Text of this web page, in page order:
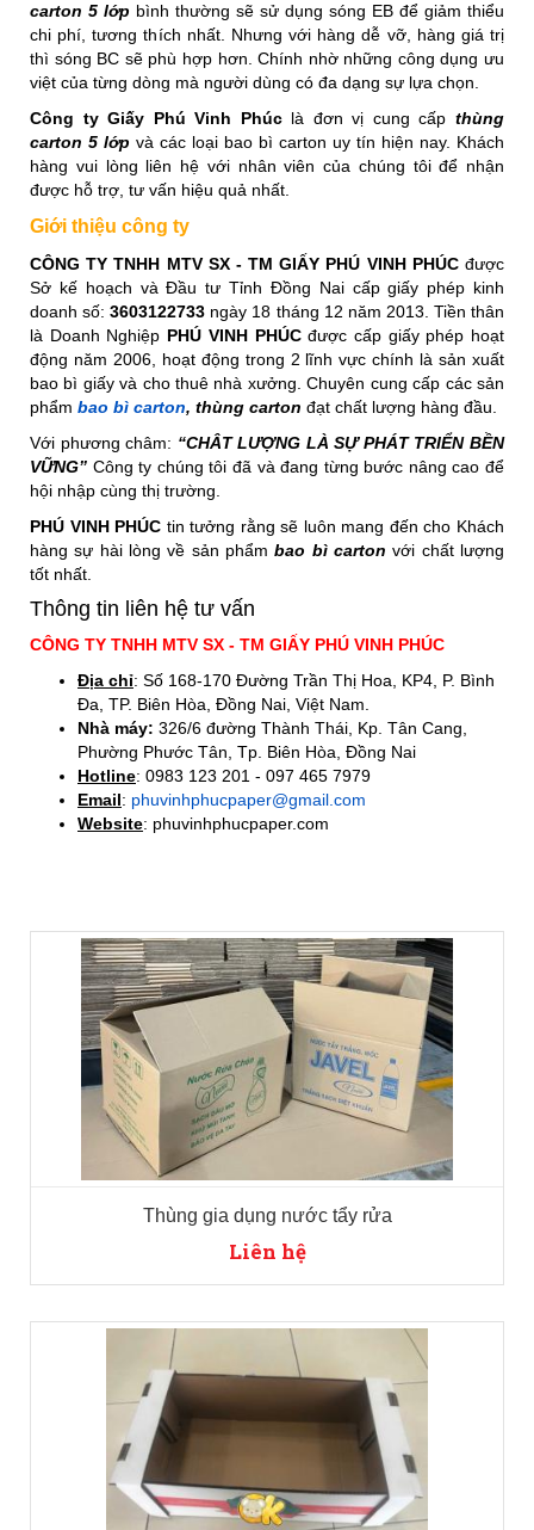
carton 5 lớp bình thường sẽ sử dụng sóng EB để giảm thiểu
chi phí, tương thích nhất. Nhưng với hàng dễ vỡ, hàng giá trị
thì sóng BC sẽ phù hợp hơn. Chính nhờ những công dụng ưu
việt của từng dòng mà người dùng có đa dạng sự lựa chọn.
Công ty Giấy Phú Vinh Phúclà đơn vị cung cấpthùng
carton 5 lớp và các loại bao bì carton uy tín hiện nay. Khách
hàng vui lòng liên hệ với nhân viên của chúng tôi để nhận
được hỗ trợ, tư vấn hiệu quả nhất.
Giới thiệu công ty
CÔNG TY TNHH MTV SX - TM GIẤY PHÚ VINH PHÚCđược
Sở kế hoạch và Đầu tư Tỉnh Đồng Nai cấp giấy phép kinh
doanh số:3603122733 ngày 18 tháng 12 năm 2013. Tiền thân
là Doanh Nghiệp PHÚ VINH PHÚCđược cấp giấy phép hoạt
động năm 2006, hoạt động trong 2 lĩnh vực chính là sản xuất
bao bì giấy và cho thuê nhà xưởng. Chuyên cung cấp các sản
phẩm bao bì carton, thùng carton đạt chất lượng hàng đầu.
Với phương châm: “CHÂT LƯỢNG LÀ SỰ PHÁT TRIỂN BỀN
VỮNG” Công ty chúng tôi đã và đang từng bước nâng cao để
hội nhập cùng thị trường.
PHÚ VINH PHÚC tin tưởng rằng sẽ luôn mang đến cho Khách
hàng sự hài lòng về sản phẩmbao bì carton với chất lượng
tốt nhất.
Thông tin liên hệ tư vấn
CÔNG TY TNHH MTV SX - TM GIẤY PHÚ VINH PHÚC
Địa chỉ: Số 168-170 Đường Trần Thị Hoa, KP4, P. Bình
Đa, TP. Biên Hòa, Đồng Nai, Việt Nam.
Nhà máy: 326/6 đường Thành Thái, Kp. Tân Cang,
Phường Phước Tân, Tp. Biên Hòa, Đồng Nai
Hotline: 0983 123 201 - 097 465 7979
Email: phuvinhphucpaper@gmail.com
Website: phuvinhphucpaper.com
Thùng gia dụng nước tẩy rửa
Liên hệ